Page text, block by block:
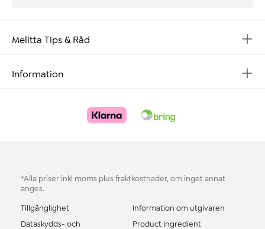
Melitta Tips & Råd
Information
*Alla priser inkl moms plus fraktkostnader, om inget annat
anges.
Tillgänglighet
Information om utgivaren
Dataskydds- och
Product Ingredient